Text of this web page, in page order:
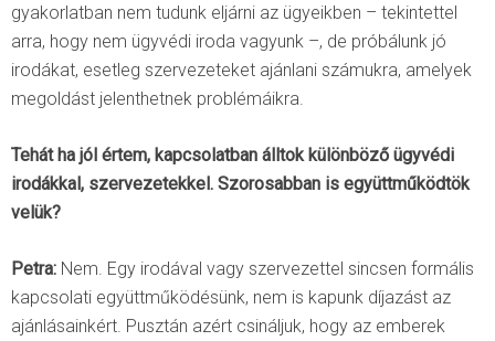
gyakorlatban nem tudunk eljárni az ügyeikben – tekintettel
arra, hogy nem ügyvédi iroda vagyunk –, de próbálunk jó
irodákat, esetleg szervezeteket ajánlani számukra, amelyek
megoldást jelenthetnek problémáikra.
Tehát ha jól értem, kapcsolatban álltok különböző ügyvédi
irodákkal, szervezetekkel. Szorosabban is együttműködtök
velük?
Petra: Nem. Egy irodával vagy szervezettel sincsen formális
kapcsolati együttműködésünk, nem is kapunk díjazást az
ajánlásainkért. Pusztán azért csináljuk, hogy az emberek